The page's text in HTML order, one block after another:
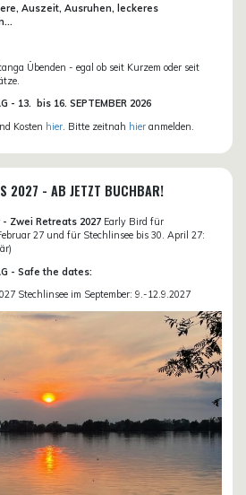
Auszeit, Ausruhen, leckeres
Übenden - egal ob seit Kurzem oder seit
- 13. bis 16. SEPTEMBER 2026
Kosten hier . Bitte zeitnah hier anmelden.
2027 - AB JETZT BUCHBAR!
Zwei Retreats 2027 Early Bird für
27 und für Stechlinsee bis 30. April 27:
- Safe the dates:
Stechlinsee im September: 9.-12.9.2027